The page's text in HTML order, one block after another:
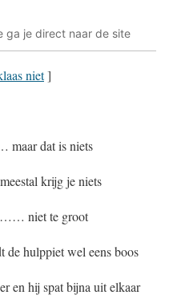
ga je direct naar de site
niet]
dat is niets
krijg je niets
niet te groot
de hulppiet wel eens boos
en hij spat bijna uit elkaar